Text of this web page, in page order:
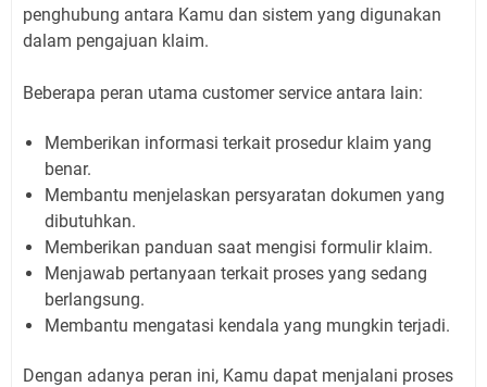
penghubung antara Kamu dan sistem yang digunakan
dalam pengajuan klaim.
Beberapa peran utama customer service antara lain:
Memberikan informasi terkait prosedur klaim yang
benar.
Membantu menjelaskan persyaratan dokumen yang
dibutuhkan.
Memberikan panduan saat mengisi formulir klaim.
Menjawab pertanyaan terkait proses yang sedang
berlangsung.
Membantu mengatasi kendala yang mungkin terjadi.
Dengan adanya peran ini, Kamu dapat menjalani proses